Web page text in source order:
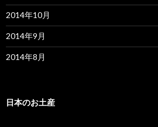
2014年10月
2014年9月
2014年8月
日本のお土産